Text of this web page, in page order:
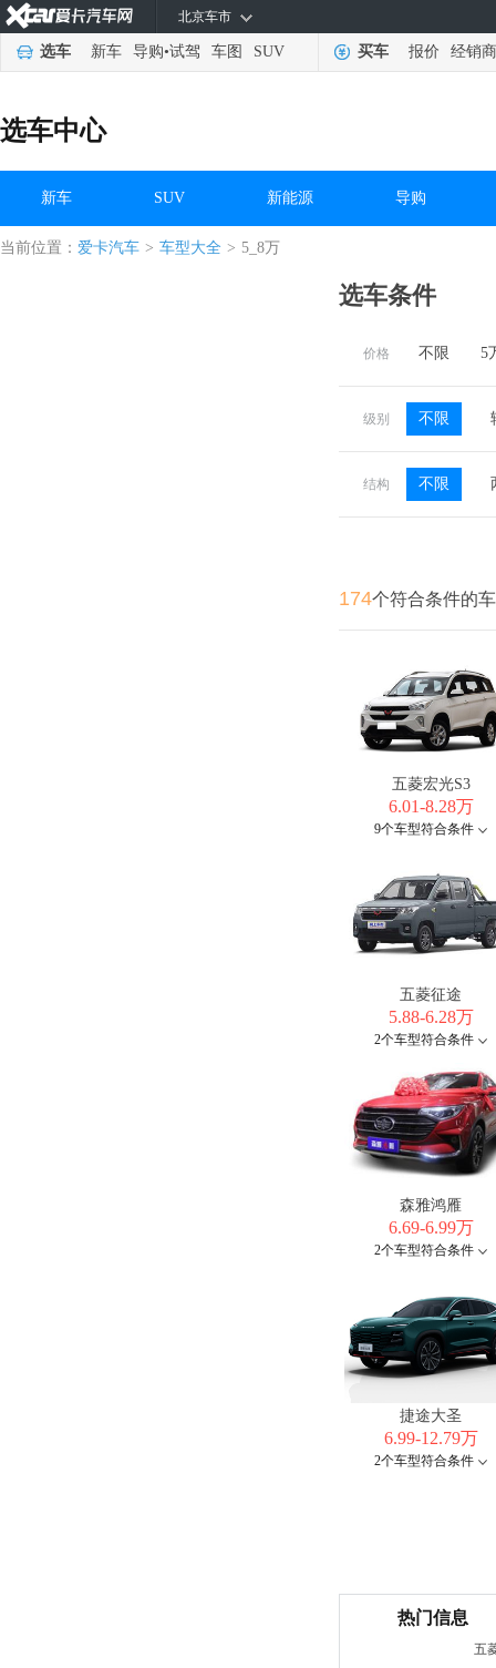
北京车市
选车 新车 导购•试驾 车图 SUV 买车 报价 经销商
选车中心
新车 SUV 新能源 导购
当前位置： 爱卡汽车 > 车型大全 > 5_8万
选车条件
价格 不限 5
级别 不限
结构 不限
174个符合条件的
五菱宏光S3
6.01-8.28万
9个车型符合条件
五菱征途
5.88-6.28万
2个车型符合条件
森雅鸿雁
6.69-6.99万
2个车型符合条件
捷途大圣
6.99-12.79万
2个车型符合条件
热门信息
五